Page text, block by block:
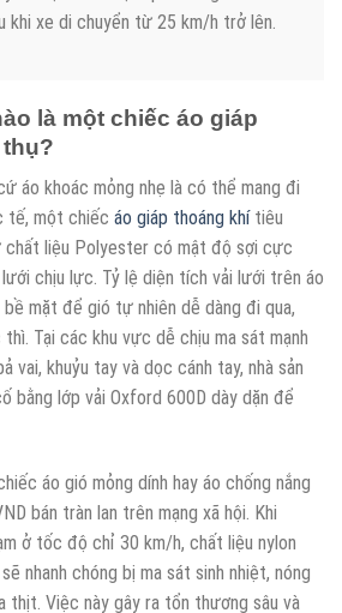
khi xe di chuyển từ 25 km/h trở lên.
là một chiếc áo giáp
áo khoác mỏng nhẹ là có thể mang đi
tế, một chiếc áo giáp thoáng khítiêu
liệu Polyester có mật độ sợi cực
chịu lực. Tỷ lệ diện tích vải lưới trên áo
mặt để gió tự nhiên dễ dàng đi qua,
Tại các khu vực dễ chịu ma sát mạnh
vai, khuỷu tay và dọc cánh tay, nhà sản
bằng lớp vải Oxford 600D dày dặn để
áo gió mỏng dính hay áo chống nắng
bán tràn lan trên mạng xã hội. Khi
ở tốc độ chỉ 30 km/h, chất liệu nylon
nhanh chóng bị ma sát sinh nhiệt, nóng
thịt. Việc này gây ra tổn thương sâu và